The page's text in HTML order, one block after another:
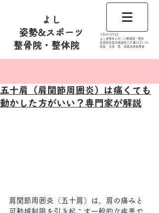
よし
姿勢&スポーツ
整骨院・整体院
​〒849-0932
よし姿勢&スポーツ整骨院・整体
佐賀県佐賀市鍋島町八戸溝1231‐14
​​院長 吉原 稔​ 国家資格取得者
五十肩（肩関節周囲炎）は痛くても
動かした方がいい？専門家が解説
肩関節周囲炎（五十肩）は、肩の痛みと
可動域制限を引き起こす一般的な疾患で